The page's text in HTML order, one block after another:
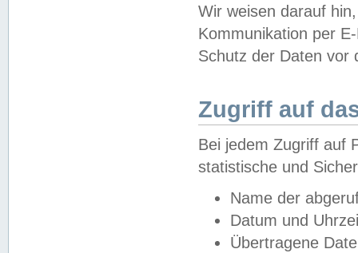
Wir weisen darauf
Kommunikation per
Schutz der Daten vor
Zugriff auf
Bei jedem Zugriff auf
statistische und
Name der
Datum und
Übertragene